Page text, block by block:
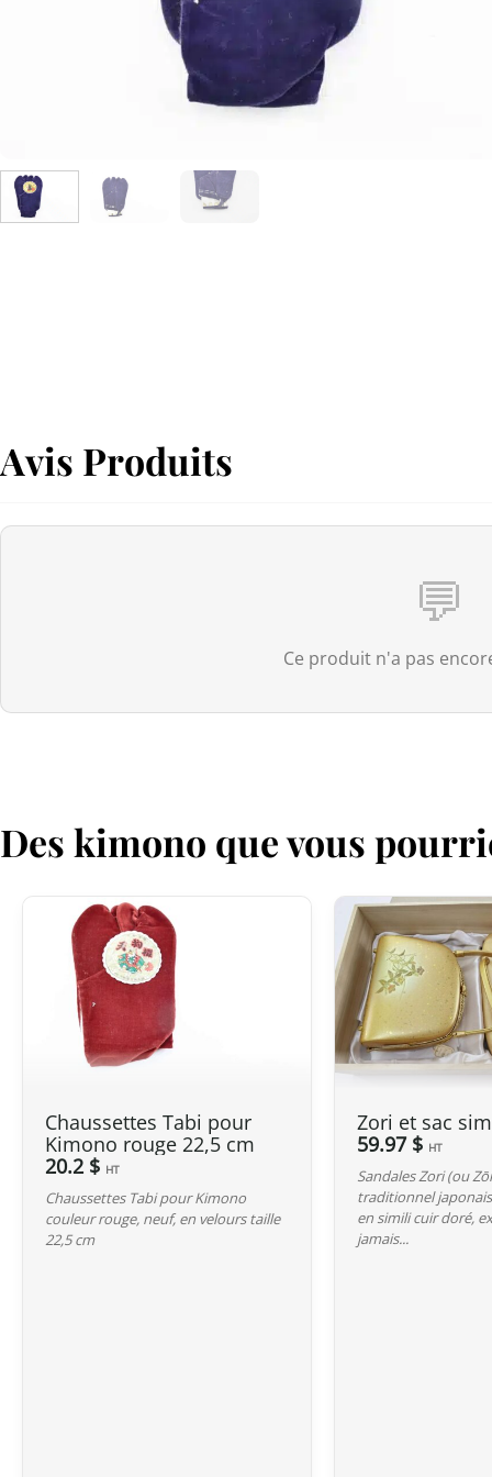
Avis Produits
💬
Ce produit n'a pas
Des kimono que vous
Chaussettes Tabi pour
Kimono rouge 22,5 cm
20.2 $ HT
Chaussettes Tabi pour Kimono
couleur rouge, neuf, en velours taille
22,5 cm
Zori et sac
59.97 $ HT
Sandales Zori (ou
traditionnel
en simili cuir doré,
jamais...